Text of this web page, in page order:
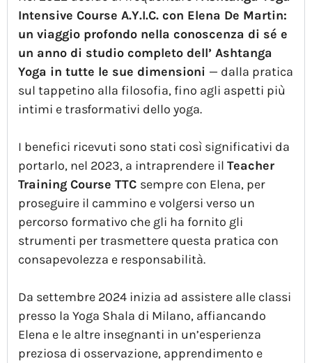
Intensive Course A.Y.I.C. con Elena De Martin:
un viaggio profondo nella conoscenza di sé e
un anno di studio completo dell’ Ashtanga
Yoga in tutte le sue dimensioni — dalla pratica
sul tappetino alla filosofia, fino agli aspetti più
intimi e trasformativi dello yoga.
I benefici ricevuti sono stati così significativi da
portarlo, nel 2023, a intraprendere il Teacher
Training Course TTC sempre con Elena, per
proseguire il cammino e volgersi verso un
percorso formativo che gli ha fornito gli
strumenti per trasmettere questa pratica con
consapevolezza e responsabilità.
Da settembre 2024 inizia ad assistere alle classi
presso la Yoga Shala di Milano, affiancando
Elena e le altre insegnanti in un’esperienza
preziosa di osservazione, apprendimento e